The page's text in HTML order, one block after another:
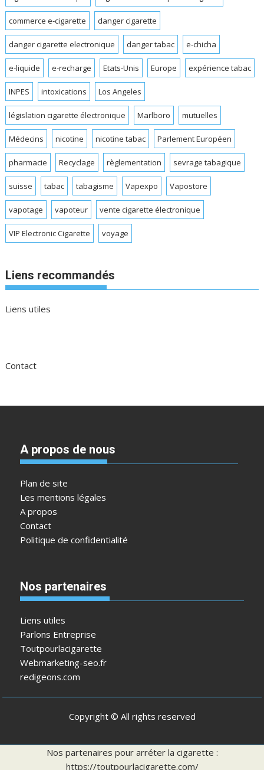
commerce e-cigarette danger cigarette
danger cigarette electronique danger tabac e-chicha
e-liquide e-recharge Etats-Unis Europe expérience tabac
INPES intoxications Los Angeles
législation cigarette électronique Marlboro mutuelles
Médecins nicotine nicotine tabac Parlement Européen
pharmacie Recyclage règlementation sevrage tabagique
suisse tabac tabagisme Vapexpo Vapostore
vapotage vapoteur vente cigarette électronique
VIP Electronic Cigarette voyage
Liens recommandés
Liens utiles
Contact
A propos de nous
Plan de site
Les mentions légales
A propos
Contact
Politique de confidentialité
Nos partenaires
Liens utiles
Parlons Entreprise
Toutpourlacigarette
Webmarketing-seo.fr
redigeons.com
Copyright © All rights reserved
Nos partenaires pour arréter la cigarette :
https://toutpourlacigarette.com/